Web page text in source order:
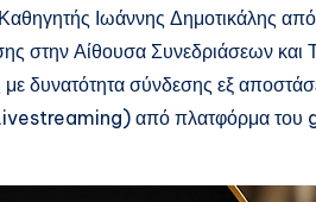
Ιωάννης Δημοτικάλης
στην Αίθουσα Συνεδριάσεων και
με δυνατότητα σύνδεσης εξ
από πλατφόρμα του